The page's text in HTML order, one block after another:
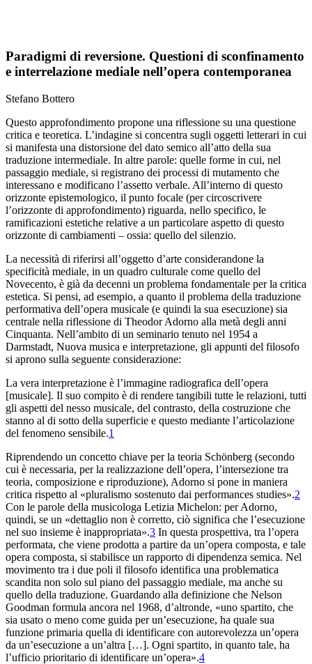
Paradigmi di reversione. Questioni di sconfinamento
e interrelazione mediale nell’opera contemporanea
Stefano Bottero
Questo approfondimento propone una riflessione su una questione
critica e teoretica. L’indagine si concentra sugli oggetti letterari in cui
si manifesta una distorsione del dato semico all’atto della sua
traduzione intermediale. In altre parole: quelle forme in cui, nel
passaggio mediale, si registrano dei processi di mutamento che
interessano e modificano l’assetto verbale. All’interno di questo
orizzonte epistemologico, il punto focale (per circoscrivere
l’orizzonte di approfondimento) riguarda, nello specifico, le
ramificazioni estetiche relative a un particolare aspetto di questo
orizzonte di cambiamenti – ossia: quello del silenzio.
La necessità di riferirsi all’oggetto d’arte considerandone la
specificità mediale, in un quadro culturale come quello del
Novecento, è già da decenni un problema fondamentale per la critica
estetica. Si pensi, ad esempio, a quanto il problema della traduzione
performativa dell’opera musicale (e quindi la sua esecuzione) sia
centrale nella riflessione di Theodor Adorno alla metà degli anni
Cinquanta. Nell’ambito di un seminario tenuto nel 1954 a
Darmstadt, Nuova musica e interpretazione, gli appunti del filosofo
si aprono sulla seguente considerazione:
La vera interpretazione è l’immagine radiografica dell’opera
[musicale]. Il suo compito è di rendere tangibili tutte le relazioni, tutti
gli aspetti del nesso musicale, del contrasto, della costruzione che
stanno al di sotto della superficie e questo mediante l’articolazione
del fenomeno sensibile.1
Riprendendo un concetto chiave per la teoria Schönberg (secondo
cui è necessaria, per la realizzazione dell’opera, l’intersezione tra
teoria, composizione e riproduzione), Adorno si pone in maniera
critica rispetto al «pluralismo sostenuto dai performances studies».2
Con le parole della musicologa Letizia Michelon: per Adorno,
quindi, se un «dettaglio non è corretto, ciò significa che l’esecuzione
nel suo insieme è inappropriata».3 In questa prospettiva, tra l’opera
performata, che viene prodotta a partire da un’opera composta, e tale
opera composta, si stabilisce un rapporto di dipendenza semica. Nel
movimento tra i due poli il filosofo identifica una problematica
scandita non solo sul piano del passaggio mediale, ma anche su
quello della traduzione. Guardando alla definizione che Nelson
Goodman formula ancora nel 1968, d’altronde, «uno spartito, che
sia usato o meno come guida per un’esecuzione, ha quale sua
funzione primaria quella di identificare con autorevolezza un’opera
da un’esecuzione a un’altra […]. Ogni spartito, in quanto tale, ha
l’ufficio prioritario di identificare un’opera».4